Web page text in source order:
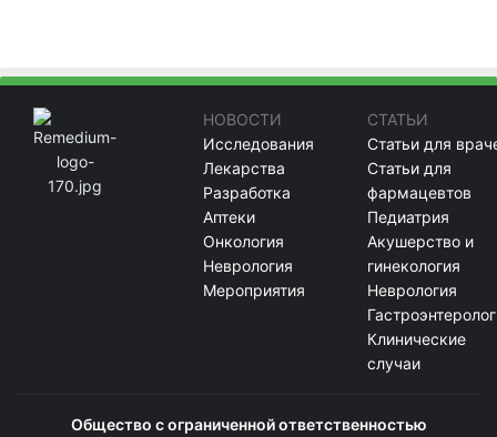
НОВОСТИ
Исследования
Лекарства
Разработка
Аптеки
Онкология
Неврология
Мероприятия
СТАТЬИ
Статьи для
Статьи для
фармацевтов
Педиатрия
Акушерство и
гинекология
Неврология
Клинические
случаи
Общество с ограниченной ответственностью